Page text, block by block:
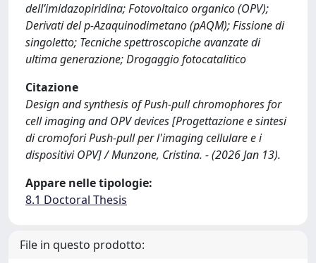
dell’imidazopiridina; Fotovoltaico organico (OPV);
Derivati del p-Azaquinodimetano (pAQM); Fissione di
singoletto; Tecniche spettroscopiche avanzate di
ultima generazione; Drogaggio fotocatalitico
Citazione
Design and synthesis of Push-pull chromophores for
cell imaging and OPV devices [Progettazione e sintesi
di cromofori Push-pull per l'imaging cellulare e i
dispositivi OPV] / Munzone, Cristina. - (2026 Jan 13).
Appare nelle tipologie:
8.1 Doctoral Thesis
File in questo prodotto: